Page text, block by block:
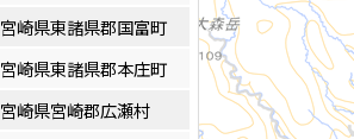
宮崎県東諸県郡国富町
宮崎県東諸県郡本庄町
宮崎県宮崎郡広瀬村